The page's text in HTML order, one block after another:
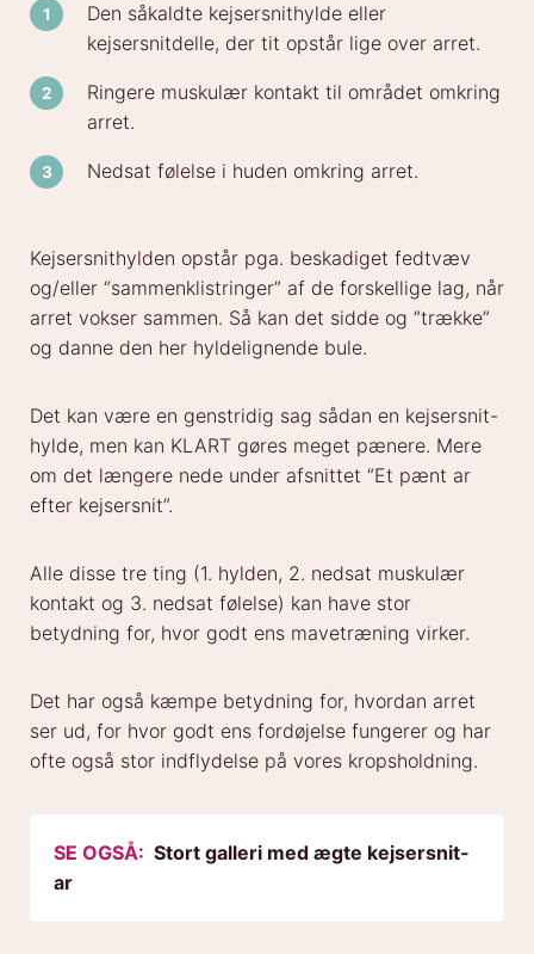
Den såkaldte kejsersnithylde eller
kejsersnitdelle, der tit opstår lige over arret.
Ringere muskulær kontakt til området omkring
arret.
Nedsat følelse i huden omkring arret.
Kejsersnithylden opstår pga. beskadiget fedtvæv
og/eller “sammenklistringer” af de forskellige lag, når
arret vokser sammen. Så kan det sidde og “trække”
og danne den her hyldelignende bule.
Det kan være en genstridig sag sådan en kejsersnit-
hylde, men kan KLART gøres meget pænere. Mere
om det længere nede under afsnittet “Et pænt ar
efter kejsersnit”.
Alle disse tre ting (1. hylden, 2. nedsat muskulær
kontakt og 3. nedsat følelse) kan have stor
betydning for, hvor godt ens mavetræning virker.
Det har også kæmpe betydning for, hvordan arret
ser ud, for hvor godt ens fordøjelse fungerer og har
ofte også stor indflydelse på vores kropsholdning.
SE OGSÅ: Stort galleri med ægte kejsersnit-
ar